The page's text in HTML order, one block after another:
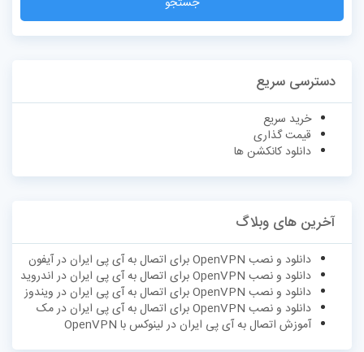
دسترسی سریع
خرید سریع
قیمت گذاری
دانلود کانکشن ها
آخرین های وبلاگ
دانلود و نصب OpenVPN برای اتصال به آی پی ایران در آیفون
دانلود و نصب OpenVPN برای اتصال به آی پی ایران در اندروید
دانلود و نصب OpenVPN برای اتصال به آی پی ایران در ویندوز
دانلود و نصب OpenVPN برای اتصال به آی پی ایران در مک
آموزش اتصال به آی پی ایران در لینوکس با OpenVPN